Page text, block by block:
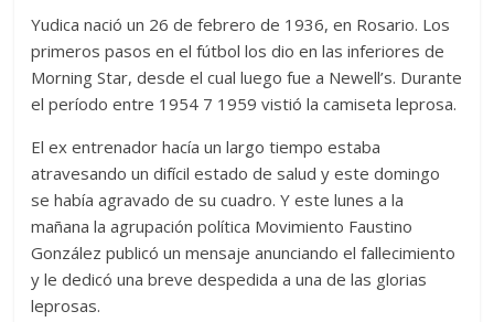
Yudica nació un 26 de febrero de 1936, en Rosario. Los
primeros pasos en el fútbol los dio en las inferiores de
Morning Star, desde el cual luego fue a Newell’s. Durante
el período entre 1954 7 1959 vistió la camiseta leprosa.
El ex entrenador hacía un largo tiempo estaba
atravesando un difícil estado de salud y este domingo
se había agravado de su cuadro. Y este lunes a la
mañana la agrupación política Movimiento Faustino
González publicó un mensaje anunciando el fallecimiento
y le dedicó una breve despedida a una de las glorias
leprosas.